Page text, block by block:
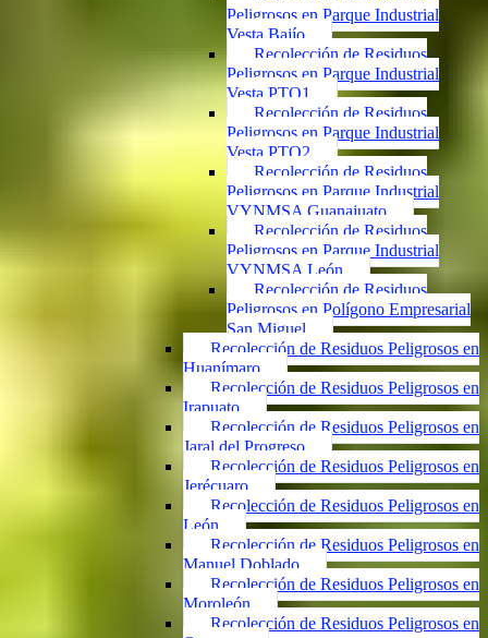
Peligrosos en Parque Industrial
Vesta Bajío
Recolección de Residuos
Peligrosos en Parque Industrial
Vesta PTO1
Recolección de Residuos
Peligrosos en Parque Industrial
Vesta PTO2
Recolección de Residuos
Peligrosos en Parque Industrial
VYNMSA Guanajuato
Recolección de Residuos
Peligrosos en Parque Industrial
VYNMSA León
Recolección de Residuos
Peligrosos en Polígono Empresarial
San Miguel
Recolección de Residuos Peligrosos en
Huanímaro
Recolección de Residuos Peligrosos en
Irapuato
Recolección de Residuos Peligrosos en
Jaral del Progreso
Recolección de Residuos Peligrosos en
Jerécuaro
Recolección de Residuos Peligrosos en
León
Recolección de Residuos Peligrosos en
Manuel Doblado
Recolección de Residuos Peligrosos en
Moroleón
Recolección de Residuos Peligrosos en